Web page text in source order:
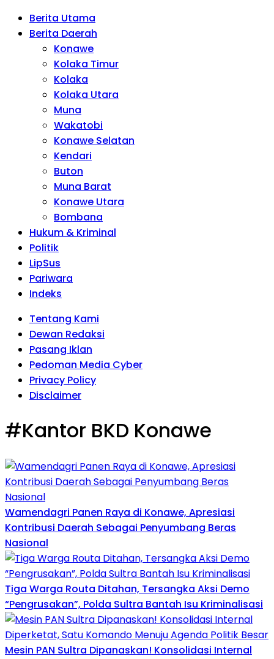
Berita Utama
Berita Daerah
Konawe
Kolaka Timur
Kolaka
Kolaka Utara
Muna
Wakatobi
Konawe Selatan
Kendari
Buton
Muna Barat
Konawe Utara
Bombana
Hukum & Kriminal
Politik
LipSus
Pariwara
Indeks
Tentang Kami
Dewan Redaksi
Pasang Iklan
Pedoman Media Cyber
Privacy Policy
Disclaimer
#Kantor BKD Konawe
Wamendagri Panen Raya di Konawe, Apresiasi
Kontribusi Daerah Sebagai Penyumbang Beras
Nasional
Tiga Warga Routa Ditahan, Tersangka Aksi Demo
“Pengrusakan”, Polda Sultra Bantah Isu Kriminalisasi
Mesin PAN Sultra Dipanaskan! Konsolidasi Internal